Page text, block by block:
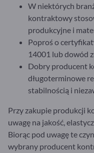
W niektórych
kontraktowy
produkcyjne i
Poproś o
14001 lub dowód
Dobry producent
długoterminowe
stabilnością i
Przy zakupie produkcji
uwagę na jakość,
Biorąc pod uwagę te
wybrany producent